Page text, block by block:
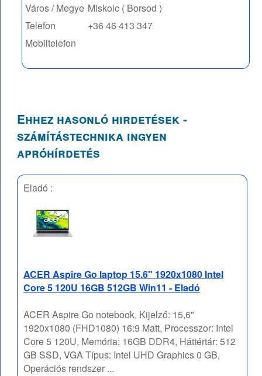
Város / Megye Miskolc ( Borsod )
Telefon
+36 46 413 347
Mobiltelefon
Ehhez hasonló hirdetések -
számítástechnika ingyen
apróhírdetés
Eladó :
ACER Aspire Go laptop 15.6" 1920x1080 Intel
Core 5 120U 16GB 512GB Win11 - Eladó
ACER Aspire Go notebook, Kijelző: 15,6"
1920x1080 (FHD1080) 16:9 Matt, Processzor: Intel
Core 5 120U, Memória: 16GB DDR4, Háttértár: 512
GB SSD, VGA Típus: Intel UHD Graphics 0 GB,
Operációs rendszer ...